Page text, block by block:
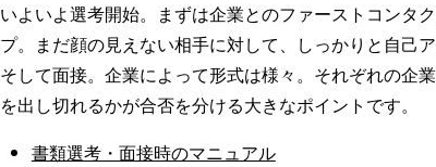
いよいよ選考開始。まずは企業とのファーストコンタ
プ。まだ顔の見えない相手に対して、しっかりと自己
そして面接。企業によって形式は様々。それぞれの企
を出し切れるかが合否を分ける大きなポイントです。
書類選考・面接時のマニュアル